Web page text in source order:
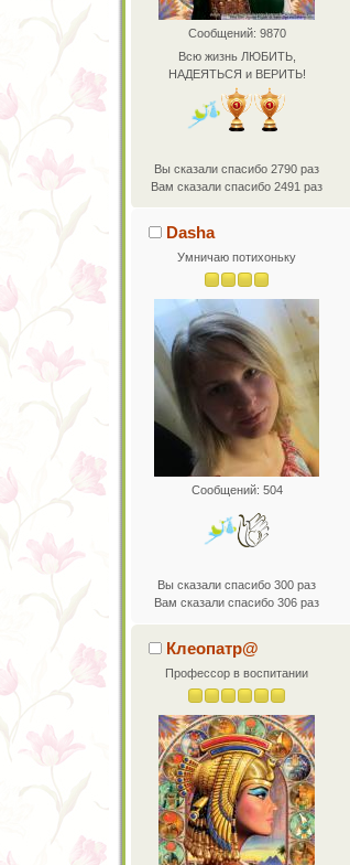
Сообщений: 9870
Всю жизнь ЛЮБИТЬ,
НАДЕЯТЬСЯ и ВЕРИТЬ!
Вы сказали спасибо 2790 раз
Вам сказали спасибо 2491 раз
Dasha
Умничаю потихоньку
Сообщений: 504
Вы сказали спасибо 300 раз
Вам сказали спасибо 306 раз
Клеопатр@
Профессор в воспитании